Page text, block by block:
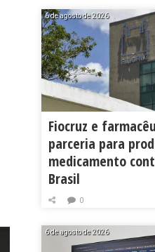
6 de agosto de 2026
Fiocruz e
parceria para
medicamento
Brasil
0
6 de agosto de 2026